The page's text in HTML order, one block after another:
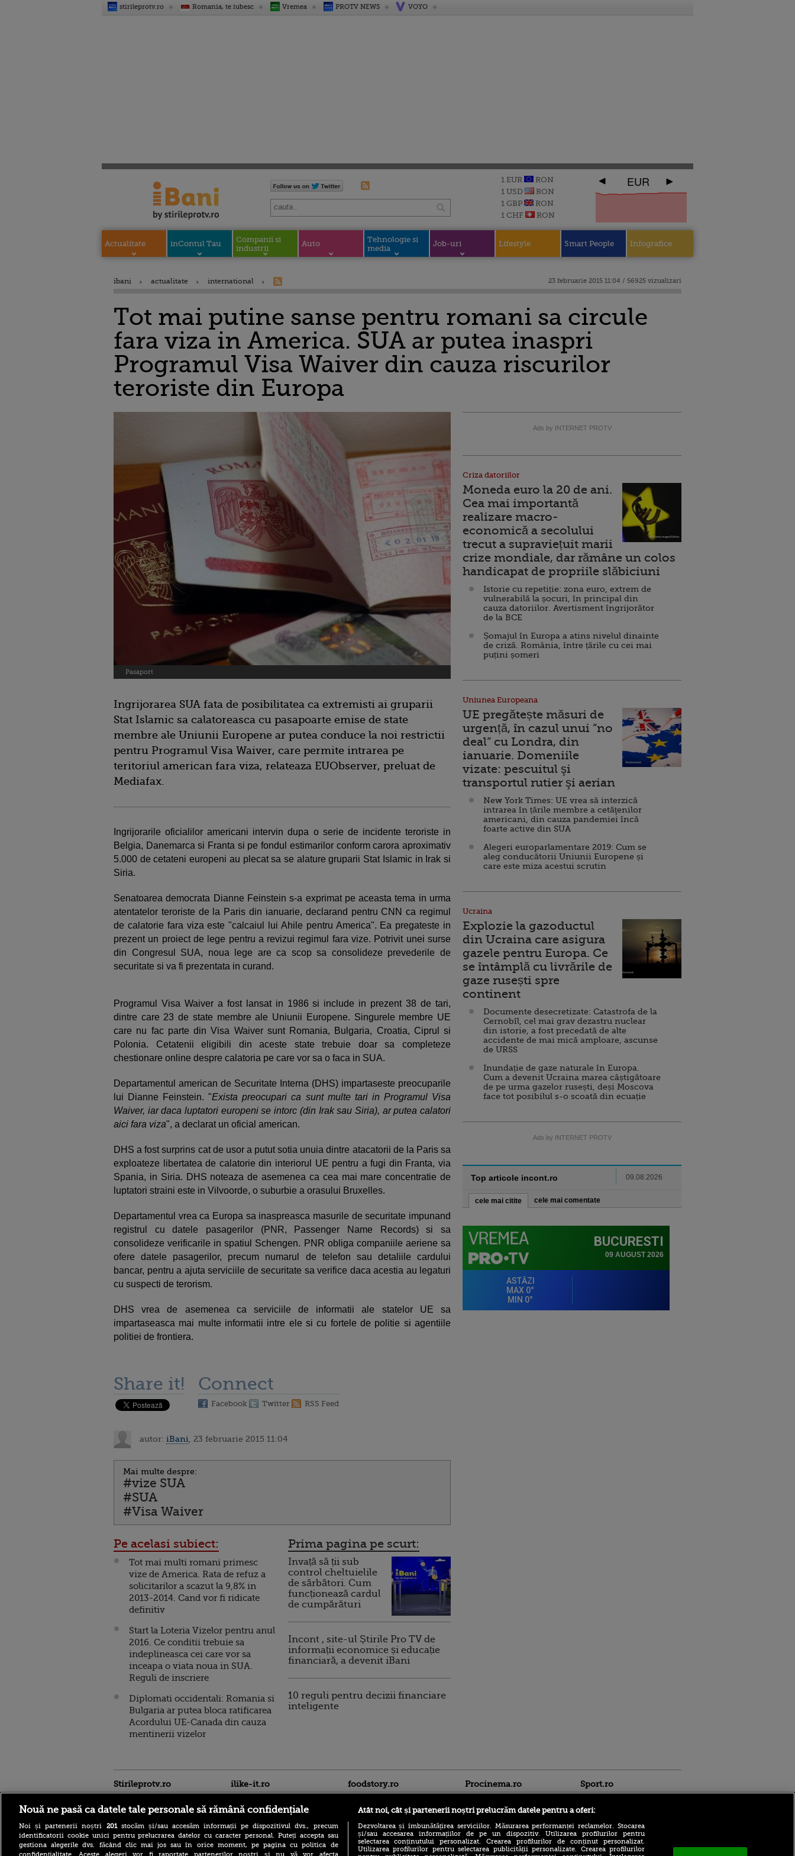
stirileprotv.ro Romania, te iubesc Vremea PROTV NEWS VOYO
1 EUR
RON
1 USD
RON
1 GBP
RON
1 CHF
RON
EUR
Actualitate inContul Tau
Companii si
industrii
Auto
Tehnologie si
media
Job-uri Lifestyle Smart People Infografice
ibani actualitate international 23 februarie 2015 11:04 / 56925 vizualizari
Tot mai putine sanse pentru romani sa circule
fara viza in America. SUA ar putea inaspri
Programul Visa Waiver din cauza riscurilor
teroriste din Europa
Pasaport
Ingrijorarea SUA fata de posibilitatea ca extremisti ai gruparii
Stat Islamic sa calatoreasca cu pasapoarte emise de state
membre ale Uniunii Europene ar putea conduce la noi restrictii
pentru Programul Visa Waiver, care permite intrarea pe
teritoriul american fara viza, relateaza EUObserver, preluat de
Mediafax.
Ingrijorarile oficialilor americani intervin dupa o serie de incidente teroriste in
Belgia, Danemarca si Franta si pe fondul estimarilor conform carora aproximativ
5.000 de cetateni europeni au plecat sa se alature gruparii Stat Islamic in Irak si
Siria.
Senatoarea democrata Dianne Feinstein s-a exprimat pe aceasta tema in urma
atentatelor teroriste de la Paris din ianuarie, declarand pentru CNN ca regimul
de calatorie fara viza este "calcaiul lui Ahile pentru America". Ea pregateste in
prezent un proiect de lege pentru a revizui regimul fara vize. Potrivit unei surse
din Congresul SUA, noua lege are ca scop sa consolideze prevederile de
securitate si va fi prezentata in curand.
Programul Visa Waiver a fost lansat in 1986 si include in prezent 38 de tari,
dintre care 23 de state membre ale Uniunii Europene. Singurele membre UE
care nu fac parte din Visa Waiver sunt Romania, Bulgaria, Croatia, Ciprul si
Polonia. Cetatenii eligibili din aceste state trebuie doar sa completeze
chestionare online despre calatoria pe care vor sa o faca in SUA.
Departamentul american de Securitate Interna (DHS) impartaseste preocuparile
lui Dianne Feinstein. "Exista preocupari ca sunt multe tari in Programul Visa
Waiver, iar daca luptatori europeni se intorc (din Irak sau Siria), ar putea calatori
aici fara viza", a declarat un oficial american.
DHS a fost surprins cat de usor a putut sotia unuia dintre atacatorii de la Paris sa
exploateze libertatea de calatorie din interiorul UE pentru a fugi din Franta, via
Spania, in Siria. DHS noteaza de asemenea ca cea mai mare concentratie de
luptatori straini este in Vilvoorde, o suburbie a orasului Bruxelles.
Departamentul vrea ca Europa sa inaspreasca masurile de securitate impunand
registrul cu datele pasagerilor (PNR, Passenger Name Records) si sa
consolideze verificarile in spatiul Schengen. PNR obliga companiile aeriene sa
ofere datele pasagerilor, precum numarul de telefon sau detaliile cardului
bancar, pentru a ajuta serviciile de securitate sa verifice daca acestia au legaturi
cu suspecti de terorism.
DHS vrea de asemenea ca serviciile de informatii ale statelor UE sa
impartaseasca mai multe informatii intre ele si cu fortele de politie si agentiile
politiei de frontiera.
Share it! Connect
Facebook Twitter RSS Feed
autor: iBani , 23 februarie 2015 11:04
Mai multe despre:
#vize SUA
#SUA
#Visa Waiver
Pe acelasi subiect:
Tot mai multi romani primesc
vize de America. Rata de refuz a
solicitarilor a scazut la 9,8% in
2013-2014. Cand vor fi ridicate
definitiv
Start la Loteria Vizelor pentru anul
2016. Ce conditii trebuie sa
indeplineasca cei care vor sa
inceapa o viata noua in SUA.
Reguli de inscriere
Diplomati occidentali: Romania si
Bulgaria ar putea bloca ratificarea
Acordului UE-Canada din cauza
mentinerii vizelor
Prima pagina pe scurt:
Invață să ții sub
control cheltuielile
de sărbători. Cum
funcționează cardul
de cumpărături
Incont , site-ul Știrile Pro TV de
informații economice și educație
financiară, a devenit iBani
10 reguli pentru decizii financiare
inteligente
Ads by INTERNET PROTV
Criza datoriilor
Moneda euro la 20 de ani.
Cea mai importantă
realizare macro-
economică a secolului
trecut a supraviețuit marii
crize mondiale, dar rămâne un colos
handicapat de propriile slăbiciuni
Istorie cu repetiție: zona euro, extrem de
vulnerabilă la șocuri, în principal din
cauza datoriilor. Avertisment îngrijorător
de la BCE
Șomajul în Europa a atins nivelul dinainte
de criză. România, între țările cu cei mai
puțini șomeri
Uniunea Europeana
UE pregătește măsuri de
urgență, în cazul unui ”no
deal” cu Londra, din
ianuarie. Domeniile
vizate: pescuitul şi
transportul rutier şi aerian
New York Times: UE vrea să interzică
intrarea în țările membre a cetăţenilor
americani, din cauza pandemiei încă
foarte active din SUA
Alegeri europarlamentare 2019: Cum se
aleg conducătorii Uniunii Europene și
care este miza acestui scrutin
Ucraina
Explozie la gazoductul
din Ucraina care asigura
gazele pentru Europa. Ce
se întâmplă cu livrările de
gaze rusești spre
continent
Documente desecretizate: Catastrofa de la
Cernobîl, cel mai grav dezastru nuclear
din istorie, a fost precedată de alte
accidente de mai mică amploare, ascunse
de URSS
Inundație de gaze naturale în Europa.
Cum a devenit Ucraina marea câștigătoare
de pe urma gazelor rusești, deși Moscova
face tot posibilul s-o scoată din ecuație
Ads by INTERNET PROTV
Top articole incont.ro 09.08.2026
cele mai citite cele mai comentate
Stirileprotv.ro ilike-it.ro foodstory.ro Procinema.ro Sport.ro
Nouă ne pasă ca datele tale personale să rămână confidențiale
Noi și partenerii noștri 201stocăm și/sau accesăm informații pe dispozitivul dvs., precum
identificatorii cookie unici pentru prelucrarea datelor cu caracter personal. Puteți accepta sau
gestiona alegerile dvs. făcând clic mai jos sau în orice moment, pe pagina cu politica de
Atât noi, cât și partenerii noștri prelucrăm datele pentru a oferi:
Dezvoltarea și îmbunătățirea serviciilor. Măsurarea performanței reclamelor. Stocarea
și/sau accesarea informațiilor de pe un dispozitiv. Utilizarea profilurilor pentru
selectarea conținutului personalizat. Crearea profilurilor de conținut personalizat.
Utilizarea profilurilor pentru selectarea publicității personalizate. Crearea profilurilor